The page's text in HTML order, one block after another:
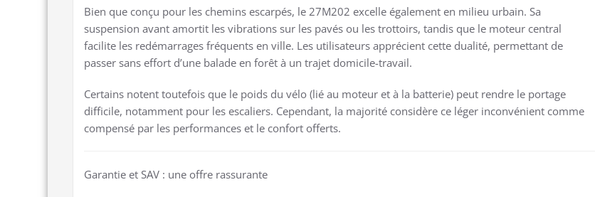
Bien que conçu pour les chemins escarpés, le 27M202 excelle également en milieu urbain. Sa
suspension avant amortit les vibrations sur les pavés ou les trottoirs, tandis que le moteur central
facilite les redémarrages fréquents en ville. Les utilisateurs apprécient cette dualité, permettant de
passer sans effort d’une balade en forêt à un trajet domicile-travail.
Certains notent toutefois que le poids du vélo (lié au moteur et à la batterie) peut rendre le portage
difficile, notamment pour les escaliers. Cependant, la majorité considère ce léger inconvénient comme
compensé par les performances et le confort offerts.
Garantie et SAV : une offre rassurante